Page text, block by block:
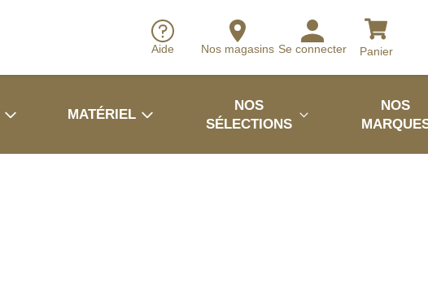
Aide Nos magasins Se connecter Panier
MATÉRIEL
NOS
SÉLECTIONS
NOS